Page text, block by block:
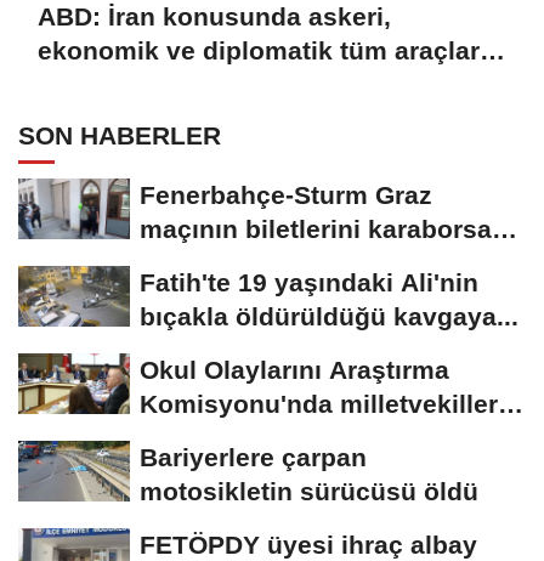
ABD: İran konusunda askeri,
ekonomik ve diplomatik tüm araçlar
SON HABERLER
Fenerbahçe-Sturm Graz
maçının biletlerini karaborsada
Fatih'te 19 yaşındaki Ali'nin
bıçakla öldürüldüğü kavgaya...
Okul Olaylarını Araştırma
Komisyonu'nda milletvekilleri
Bariyerlere çarpan
motosikletin sürücüsü öldü
FETÖPDY üyesi ihraç albay